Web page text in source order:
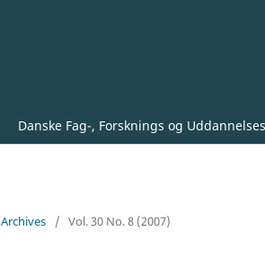
Danske Fag-, Forsknings og
Archives / Vol. 30 No. 8 (2007)